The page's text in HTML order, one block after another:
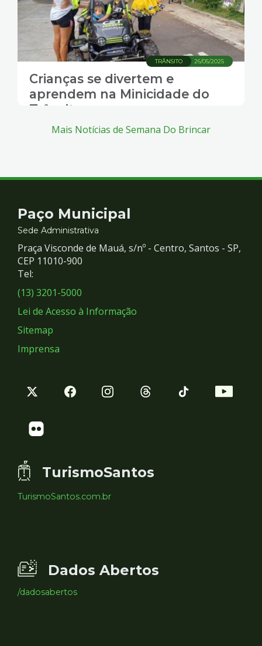
26/05/2025
TRÂNSITO
Crianças se divertem e
aprendem na Minicidade do
Trânsito
Mais Notícias de Semana Do Brincar
Contato
e
Redes
Sociais
Paço Municipal
Sede Administrativa
Praça Visconde de Mauá, s/nº - Centro, Santos - SP,
CEP 11010-900
Tel:
(13) 3201-5000
Lei de Acesso à Informação
Sitemap
Imprensa
TurismoSantos
TurismoSantos.com.br
Dados Abertos
/dadosabertos